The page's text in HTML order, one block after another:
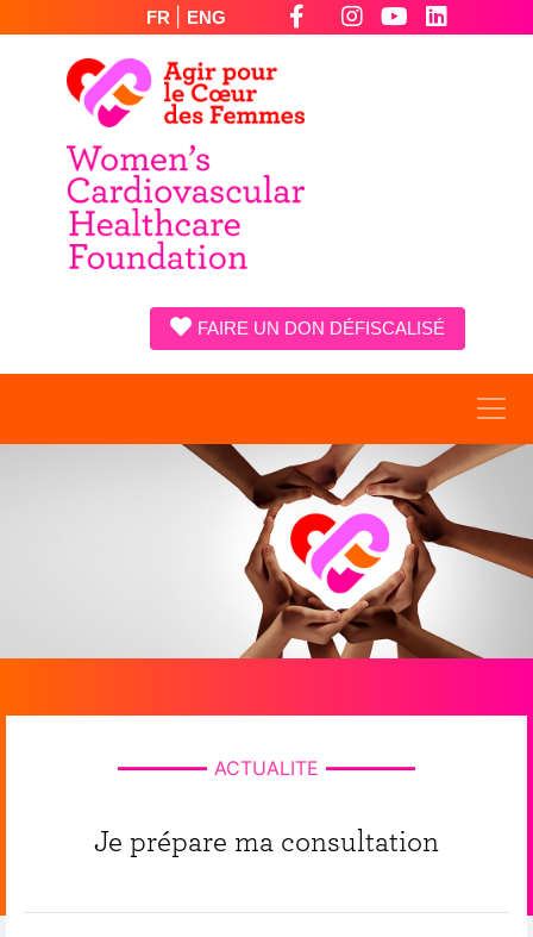
FR ENG
FAIRE UN DON DÉFISCALISÉ
ACTUALITE
Je prépare ma consultation